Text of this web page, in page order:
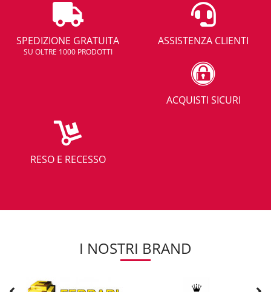
SPEDIZIONE GRATUITA
SU OLTRE 1000 PRODOTTI
ASSISTENZA CLIENTI
ACQUISTI SICURI
RESO E RECESSO
I NOSTRI BRAND